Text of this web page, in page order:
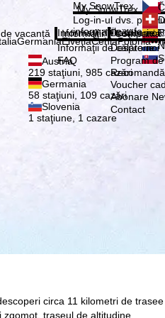
My SnowTrex
My SnowTrex
Log-in-ul dvs.
informaţiile
Vă
GermaniaElveţiaCehiaPolonia•••
Austria
219 staţiuni, 985 cazări
Germania
58 staţiuni, 109 cazări
Slovenia
1 staţiune, 1 cazare
vacanță Informaţii
Informaţii de călătorie
Informaţii de călătorie
FAQ
Compania
Despre noi
Despre noi
Program
Voucher
Abonare
Contact
circa 11 kilometri de trasee
traseul de altitudine